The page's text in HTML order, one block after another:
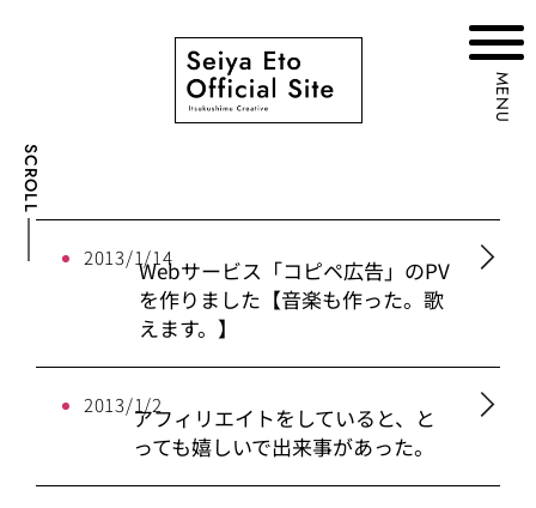
SCROLL
MENU
2013/1/14Webサービス「コピペ広告」のPV
を作りました【音楽も作った。歌
えます。】
2013/1/2アフィリエイトをしていると、と
っても嬉しいで出来事があった。